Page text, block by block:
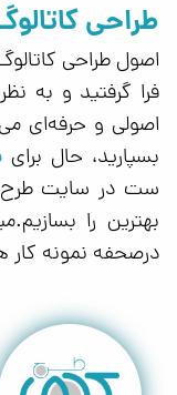
طراحی
اصول طراحی
فرا گرفتید و به
اصولی و حرفه‌ای
بسپارید، حال برای
ست در سایت طرح
بهترین را
درصحفه نمونه کار